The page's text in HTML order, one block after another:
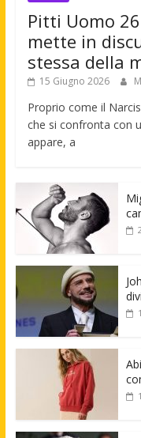
Pitti Uomo
mette in
stessa della
15 Giugno 2026
Proprio come il
che si confronta con
appare, a